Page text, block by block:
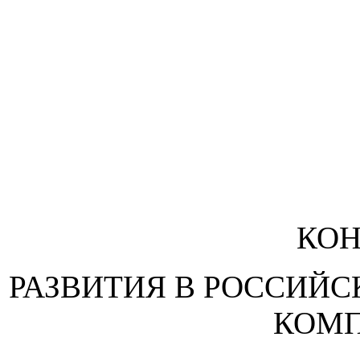
РАЗВИТИЯ В